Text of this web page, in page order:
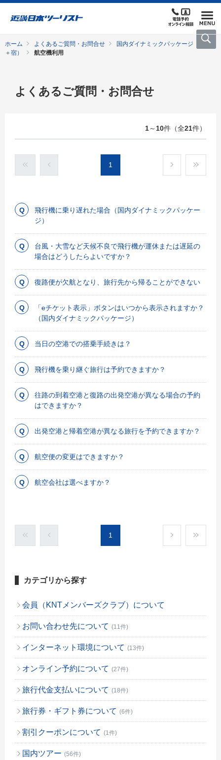
ホーム よくあるご質問・お問合せ
国内ダイナミックパッケージ（交通
＋宿）
航空機利用
よくあるご質問・お問合せ
1～ 10件（全21件）
1
飛行機に乗り遅れた場合（国内ダイナミックパッケー
ジ）
台風・大雪など天候不良で飛行機が運休または遅延の
場合はどうしたらよいですか？
復路便が欠航となり、旅行先から帰ることができない
「eチケット表示」ボタンはいつから表示されますか？
（国内ダイナミックパッケージ）
当日の空港での搭乗手続きは？
飛行機を乗り継ぐ旅行は予約できますか？
往路の到着空港と復路の出発空港が異なる場合の予約
はできますか？
出発空港と帰着空港が異なる旅行を予約できますか？
航空便の変更はできますか？
航空会社は選べますか？
1
カテゴリから探す
会員（KNTメンバーズクラブ）について
お問い合わせ先について (11件)
インターネット環境について (13件)
オンライン予約について (27件)
旅行代金支払いについて (18件)
旅行券・ギフト券について (6件)
割引クーポンについて (1件)
国内ツアー (56件)